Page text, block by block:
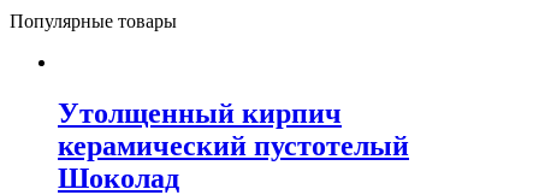
Популярные товары
Утолщенный кирпич
керамический пустотелый
Шоколад